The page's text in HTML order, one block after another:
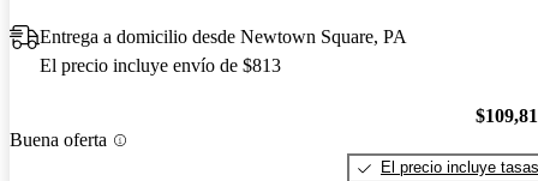
Entrega a domicilio desde Newtown Square, PA
El precio incluye envío de $813
Buena oferta
El precio incluye tasas